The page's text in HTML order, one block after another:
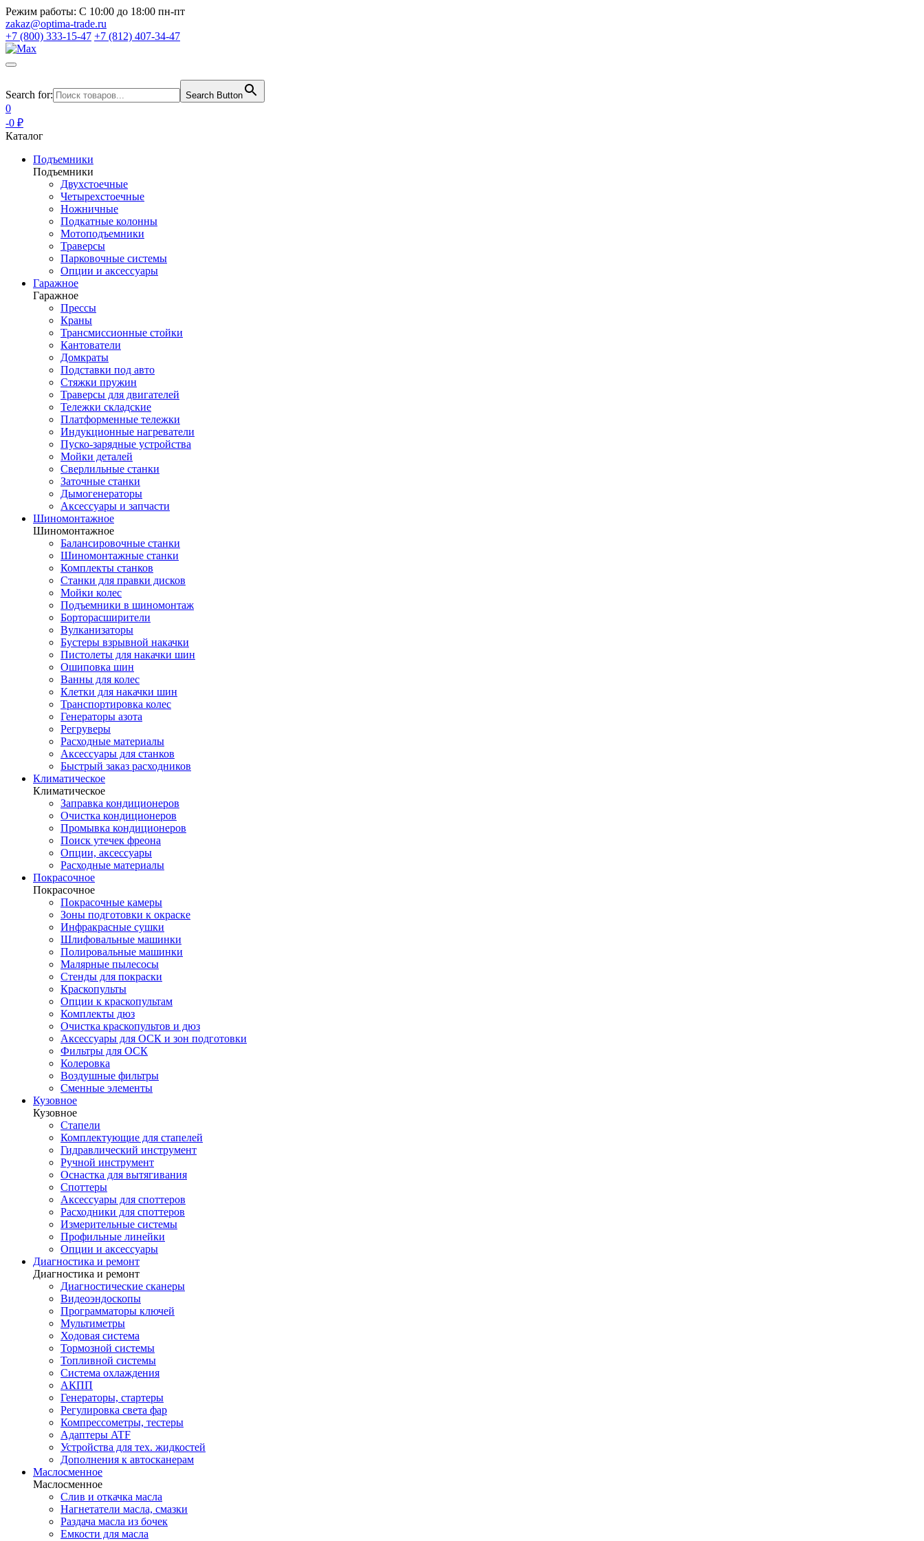
Режим работы: С 10:00 до 18:00 пн-пт
zakaz@optima-trade.ru
+7 (800) 333-15-47 +7 (812) 407-34-47
Search for: Search Button
0
-0 ₽
Каталог
Подъемники
Подъемники
Двухстоечные
Четырехстоечные
Ножничные
Подкатные колонны
Мотоподъемники
Траверсы
Парковочные системы
Опции и аксессуары
Гаражное
Гаражное
Прессы
Краны
Трансмиссионные стойки
Кантователи
Домкраты
Подставки под авто
Стяжки пружин
Траверсы для двигателей
Тележки складские
Платформенные тележки
Индукционные нагреватели
Пуско-зарядные устройства
Мойки деталей
Сверлильные станки
Заточные станки
Дымогенераторы
Аксессуары и запчасти
Шиномонтажное
Шиномонтажное
Балансировочные станки
Шиномонтажные станки
Комплекты станков
Станки для правки дисков
Мойки колес
Подъемники в шиномонтаж
Борторасширители
Вулканизаторы
Бустеры взрывной накачки
Пистолеты для накачки шин
Ошиповка шин
Ванны для колес
Клетки для накачки шин
Транспортировка колес
Генераторы азота
Регруверы
Расходные материалы
Аксессуары для станков
Быстрый заказ расходников
Климатическое
Климатическое
Заправка кондиционеров
Очистка кондиционеров
Промывка кондиционеров
Поиск утечек фреона
Опции, аксессуары
Расходные материалы
Покрасочное
Покрасочное
Покрасочные камеры
Зоны подготовки к окраске
Инфракрасные сушки
Шлифовальные машинки
Полировальные машинки
Малярные пылесосы
Стенды для покраски
Краскопульты
Опции к краскопультам
Комплекты дюз
Очистка краскопультов и дюз
Аксессуары для ОСК и зон подготовки
Фильтры для ОСК
Колеровка
Воздушные фильтры
Сменные элементы
Кузовное
Кузовное
Стапели
Комплектующие для стапелей
Гидравлический инструмент
Ручной инструмент
Оснастка для вытягивания
Споттеры
Аксессуары для споттеров
Расходники для споттеров
Измерительные системы
Профильные линейки
Опции и аксессуары
Диагностика и ремонт
Диагностика и ремонт
Диагностические сканеры
Видеоэндоскопы
Программаторы ключей
Мультиметры
Ходовая система
Тормозной системы
Топливной системы
Система охлаждения
АКПП
Генераторы, стартеры
Регулировка света фар
Компрессометры, тестеры
Адаптеры ATF
Устройства для тех. жидкостей
Дополнения к автосканерам
Маслосменное
Маслосменное
Слив и откачка масла
Нагнетатели масла, смазки
Раздача масла из бочек
Емкости для масла